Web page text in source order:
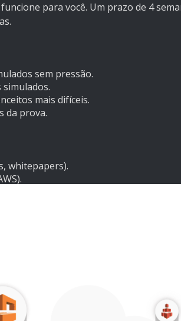
para você. Um prazo de 4
sem pressão.
mais difíceis.
da prova.
whitepapers).